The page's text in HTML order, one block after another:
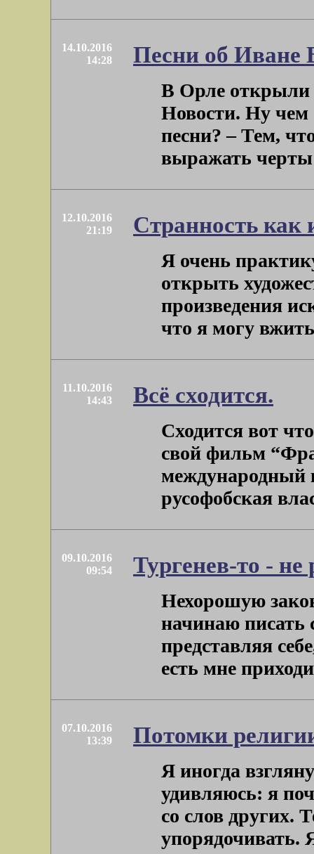
14.10.2016
14:28
Песни об Иване
В Орле открыли
Новости. Ну
песни? – Тем,
выражать черты
12.10.2016
21:19
Странность как
Я очень
открыть
произведения
что я могу
11.10.2016
14:43
Всё сходится.
Сходится вот
свой фильм
международный
русофобская
09.10.2016
09:54
Тургенев-то - не
Нехорошую
начинаю писать
представляя
есть мне
07.10.2016
13:39
Потомки
Я иногда
удивляюсь: я
со слов других.
упорядочивать.